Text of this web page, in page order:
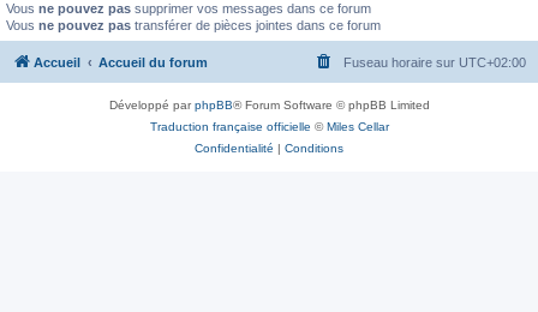
Vous ne pouvez pas supprimer vos messages dans ce forum
Vous ne pouvez pas transférer de pièces jointes dans ce forum
Accueil Accueil du forum Fuseau horaire sur UTC+02:00
Développé parphpBB® Forum Software © phpBB Limited
Traduction française officielle ©Miles Cellar
Confidentialité | Conditions